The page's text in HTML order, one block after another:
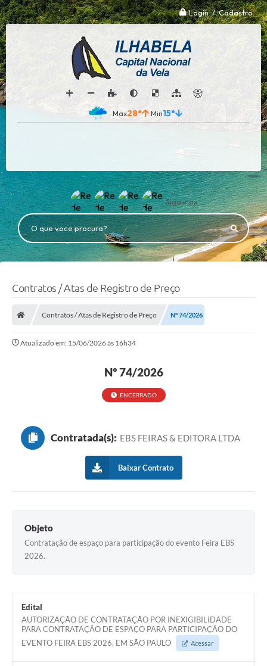
Login / Cadastro
28° 15°
Siga-nos
O que voce procura?
Contratos / Atas de Registro de Preço
Contratos / Atas de Registro de Preço Nº 74/2026
Atualizado em: 15/06/2026 às 16h34
Nº 74/2026
ENCERRADO
Contratada(s): EBS FEIRAS & EDITORA LTDA
Baixar Contrato
Objeto
Contratação de espaço para participação do evento Feira EBS
2026.
Edital
AUTORIZAÇÃO DE CONTRATAÇÃO POR INEXIGIBILIDADE
PARA CONTRATAÇÃO DE ESPAÇO PARA PARTICIPAÇÃO DO
EVENTO FEIRA EBS 2026, EM SÃO PAULO
Acessar